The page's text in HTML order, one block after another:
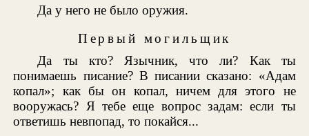
Да у него не было оружия.
Первый могильщик
Да ты кто? Язычник, что ли? Как ты
понимаешь писание? В писании сказано: «Адам
копал»; как бы он копал, ничем для этого не
вооружась? Я тебе еще вопрос задам: если ты
ответишь невпопад, то покайся...